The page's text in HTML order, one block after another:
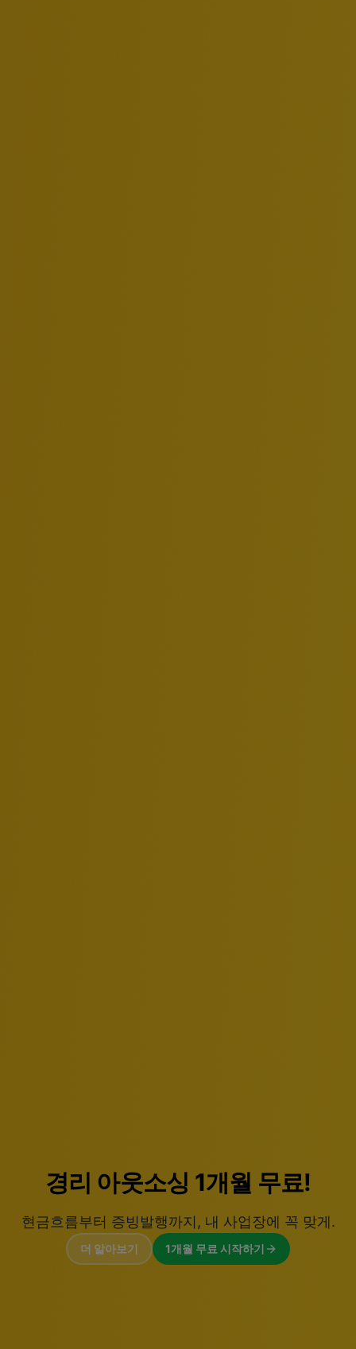
법인설립 0원.
법인설립, 사업자 등록부터 정점까지.
더 알아보기 법인설립 무료 지원받기